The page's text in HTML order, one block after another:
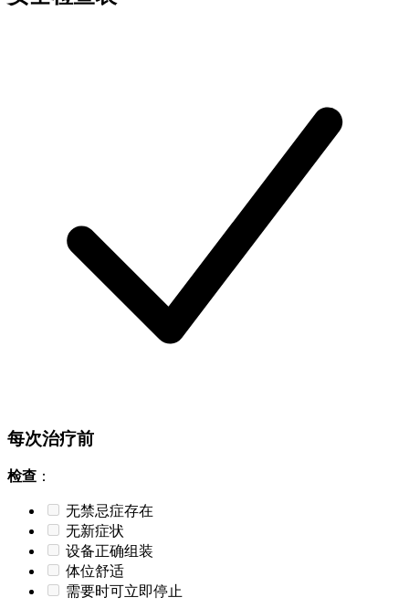
每次治疗前
检查 ：
无禁忌症存在
无新症状
设备正确组装
体位舒适
需要时可立即停止